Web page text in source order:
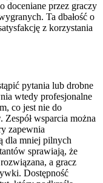
doceniane przez graczy
Ta dbałość o
z korzystania
pytania lub drobne
wtedy profesjonalne
co jest nie do
wsparcia można
zapewnia
dla mniej pilnych
sprawiają, że
a gracz
Dostępność